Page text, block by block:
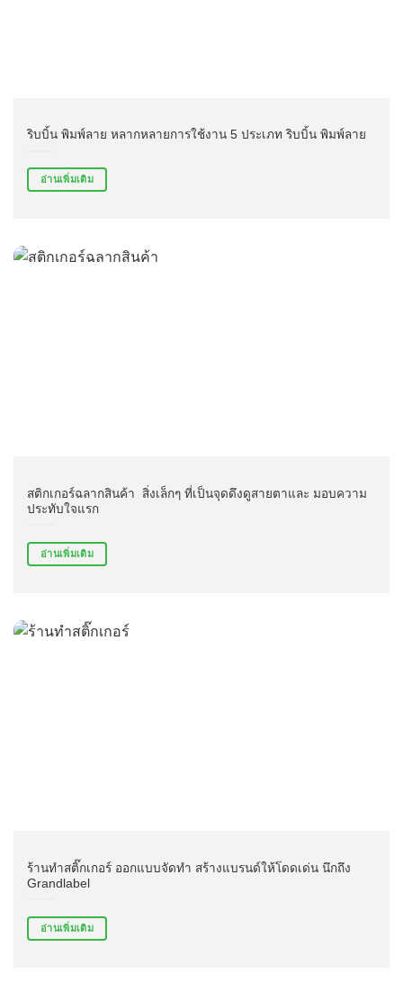
ริบบิ้น พิมพ์ลาย หลากหลายการใช้งาน 5 ประเภท ริบบิ้น พิมพ์ลาย
อ่านเพิ่มเติม
สติกเกอร์ฉลากสินค้า สิ่งเล็กๆ ที่เป็นจุดดึงดูสายตาและ มอบความ
ประทับใจแรก
อ่านเพิ่มเติม
ร้านทำสติ๊กเกอร์ ออกแบบจัดทำ สร้างแบรนด์ให้โดดเด่น นึกถึง
Grandlabel
อ่านเพิ่มเติม